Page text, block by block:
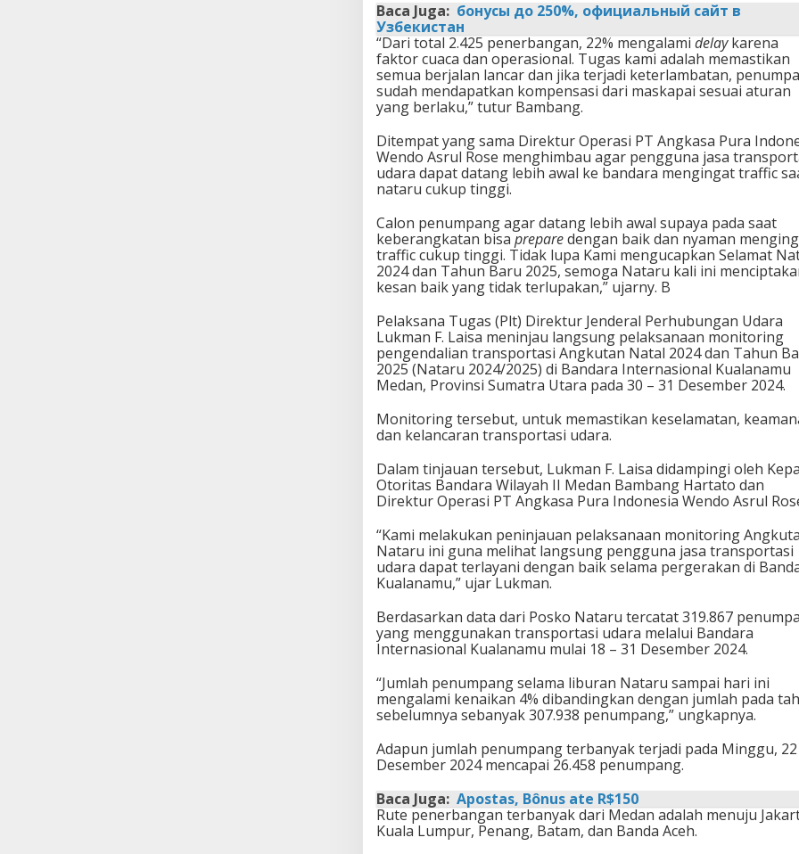
Baca Juga: бонусы до 250%, официальный сайт в
Узбекистан
“Dari total 2.425 penerbangan, 22% mengalami delaykarena
faktor cuaca dan operasional. Tugas kami adalah memastikan
semua berjalan lancar dan jika terjadi keterlambatan,
sudah mendapatkan kompensasi dari maskapai sesuai aturan
yang berlaku,” tutur Bambang.
Ditempat yang sama Direktur Operasi PT Angkasa Pura
Wendo Asrul Rose menghimbau agar pengguna jasa
udara dapat datang lebih awal ke bandara mengingat traffic
nataru cukup tinggi.
Calon penumpang agar datang lebih awal supaya pada saat
keberangkatan bisa preparedengan baik dan nyaman
traffic cukup tinggi. Tidak lupa Kami mengucapkan Selamat
2024 dan Tahun Baru 2025, semoga Nataru kali ini
kesan baik yang tidak terlupakan,” ujarny. B
Pelaksana Tugas (Plt) Direktur Jenderal Perhubungan Udara
Lukman F. Laisa meninjau langsung pelaksanaan monitoring
pengendalian transportasi Angkutan Natal 2024 dan Tahun
2025 (Nataru 2024/2025) di Bandara Internasional Kualanamu
Medan, Provinsi Sumatra Utara pada 30 – 31 Desember 2024.
Monitoring tersebut, untuk memastikan keselamatan,
dan kelancaran transportasi udara.
Dalam tinjauan tersebut, Lukman F. Laisa didampingi oleh
Otoritas Bandara Wilayah II Medan Bambang Hartato dan
Direktur Operasi PT Angkasa Pura Indonesia Wendo Asrul
“Kami melakukan peninjauan pelaksanaan monitoring
Nataru ini guna melihat langsung pengguna jasa transportasi
udara dapat terlayani dengan baik selama pergerakan di
Kualanamu,” ujar Lukman.
Berdasarkan data dari Posko Nataru tercatat 319.867
yang menggunakan transportasi udara melalui Bandara
Internasional Kualanamu mulai 18 – 31 Desember 2024.
“Jumlah penumpang selama liburan Nataru sampai hari ini
mengalami kenaikan 4% dibandingkan dengan jumlah pada
sebelumnya sebanyak 307.938 penumpang,” ungkapnya.
Adapun jumlah penumpang terbanyak terjadi pada Minggu, 22
Desember 2024 mencapai 26.458 penumpang.
Baca Juga: Apostas, Bônus ate R$150
Rute penerbangan terbanyak dari Medan adalah menuju
Kuala Lumpur, Penang, Batam, dan Banda Aceh.